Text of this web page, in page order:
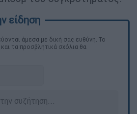
άμεσα με δική σας ευθύνη. Το
τα προσβλητικά σχόλια θα